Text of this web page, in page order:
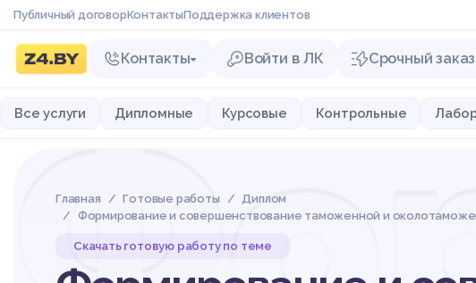
Публичный договорКонтактыПоддержка клиентов
Контакты Войти в ЛК Срочный заказ
Все услуги Дипломные Курсовые Контрольные
Главная Готовые работы
Диплом
Формирование и совершенствование таможенной и
Скачать готовую работу по теме